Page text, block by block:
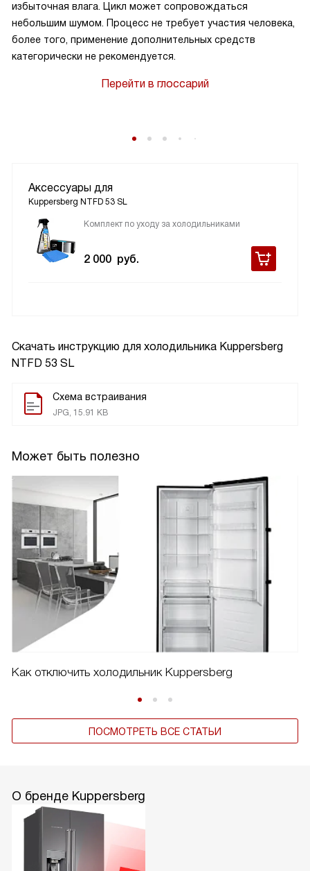
Скачать инструкцию для холодильника Kuppersberg
NTFD 53 SL
Схема встраивания
JPG, 15.91 KB
Может быть полезно
Как отключить холодильник Kuppersberg
ПОСМОТРЕТЬ ВСЕ СТАТЬИ
избыточная влага. Цикл может сопровождаться
небольшим шумом. Процесс не требует участия человека,
более того, применение дополнительных средств
категорически не рекомендуется.
Перейти в глоссарий
Аксессуары для
Kuppersberg NTFD 53 SL
Комплект по уходу за холодильниками
2 000 руб.
О бренде Kuppersberg